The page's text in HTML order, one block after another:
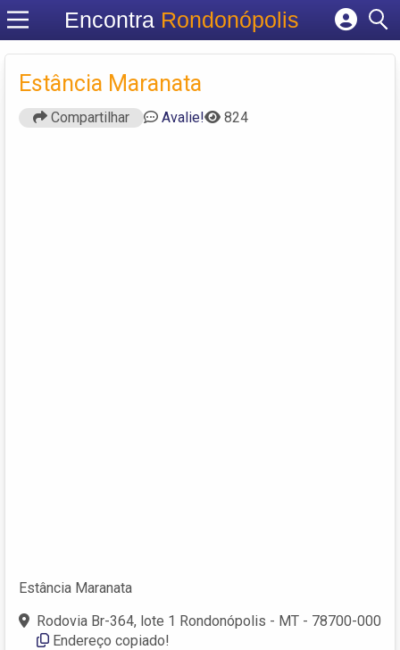
Encontra Rondonópolis
Cadastrar empresa
Criar conta
Estância Maranata
Compartilhar Avalie! 824
Estância Maranata
Rodovia Br-364, lote 1 Rondonópolis - MT - 78700-000
Endereço copiado!